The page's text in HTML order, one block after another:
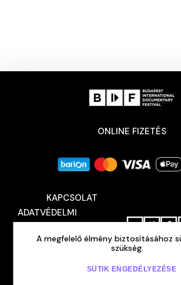
BEJELENTKEZÉS
HU/ENG
ONLINE FIZETÉS
KAPCSOLAT
ADATVÉDELMI
SAJTÓ
Budapest International Documentary
reserved
A megfelelő élmény biztosításához
szükség.
SÜTIK ENGEDÉLYEZÉSE